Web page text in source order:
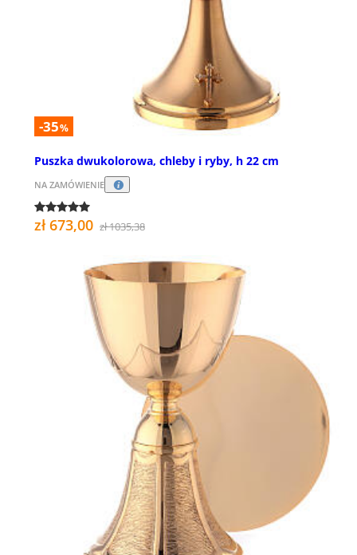
-35%
Puszka dwukolorowa, chleby i ryby, h 22 cm
NA ZAMÓWIENIE
zł 673,00 zł 1035,38